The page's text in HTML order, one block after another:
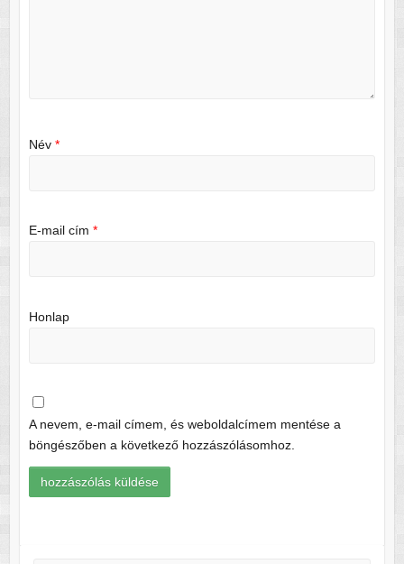
Név *
E-mail cím *
Honlap
A nevem, e-mail címem, és weboldalcímem mentése a
böngészőben a következő hozzászólásomhoz.